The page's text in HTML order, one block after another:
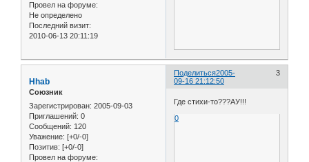
Провел на форуме:
Не определено
Последний визит:
2010-06-13 20:11:19
Поделиться 3
2005-
09-16 21:12:50
Hhab
Союзник
Зарегистрирован: 2005-09-03
Приглашений: 0
Сообщений: 120
Уважение: [+0/-0]
Позитив: [+0/-0]
Провел на форуме:
Где стихи-то???АУ!!!
0